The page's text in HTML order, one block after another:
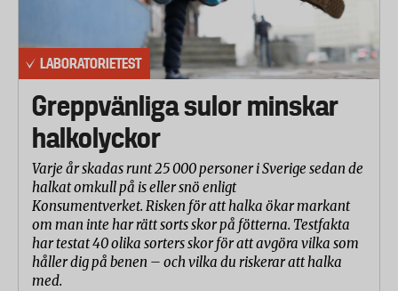
LABORATORIETEST
Greppvänliga sulor minskar
halkolyckor
Varje år skadas runt 25 000 personer i Sverige sedan de
halkat omkull på is eller snö enligt
Konsumentverket. Risken för att halka ökar markant
om man inte har rätt sorts skor på fötterna. Testfakta
har testat 40 olika sorters skor för att avgöra vilka som
håller dig på benen – och vilka du riskerar att halka
med.